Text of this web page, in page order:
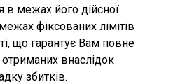
про можливість
страховий продукт
якщо такий продукт
разом із супутнім
товаром,
в межах його дійсної
фіксованих лімітів
що гарантує Вам повне
внаслідок
збитків.